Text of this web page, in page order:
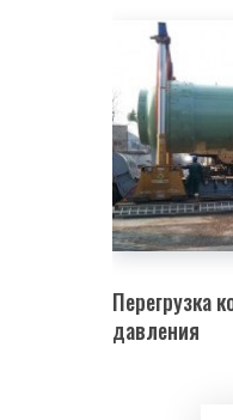
Перегрузка
давления